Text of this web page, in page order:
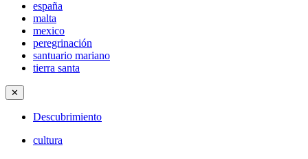
españa
malta
mexico
peregrinación
santuario mariano
tierra santa
✕
Descubrimiento
cultura